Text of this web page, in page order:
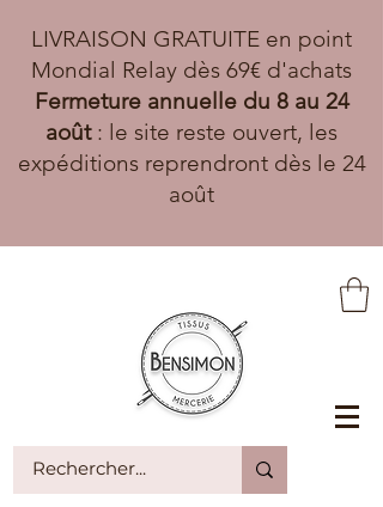
LIVRAISON GRATUITE en point
Mondial Relay dès 69€ d'achats
Fermeture annuelle du 8 au 24
août: le site reste ouvert, les
expéditions reprendront dès le 24
août